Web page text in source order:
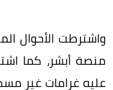
واشترطت الأحوال
منصة أبشر، كما
عليه غرامات غير